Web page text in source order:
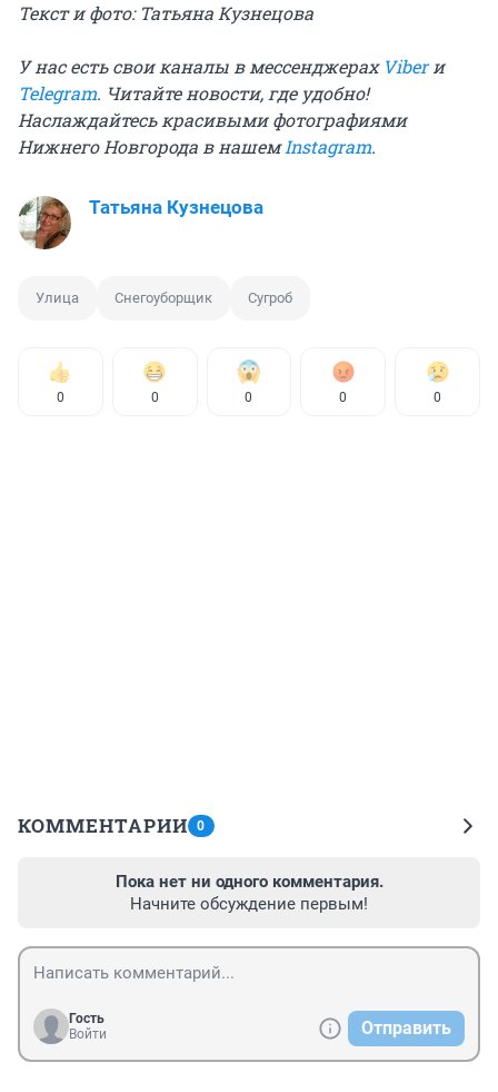
Текст и фото: Татьяна Кузнецова
У нас есть свои каналы в мессенджерах Viberи
Telegram. Читайте новости, где удобно!
Наслаждайтесь красивыми фотографиями
Нижнего Новгорода в нашемInstagram.
Татьяна Кузнецова
Улица Снегоуборщик Сугроб
0 0 0 0 0
КОММЕНТАРИИ 0
Пока нет ни одного комментария.
Начните обсуждение первым!
Гость
Войти
Отправить